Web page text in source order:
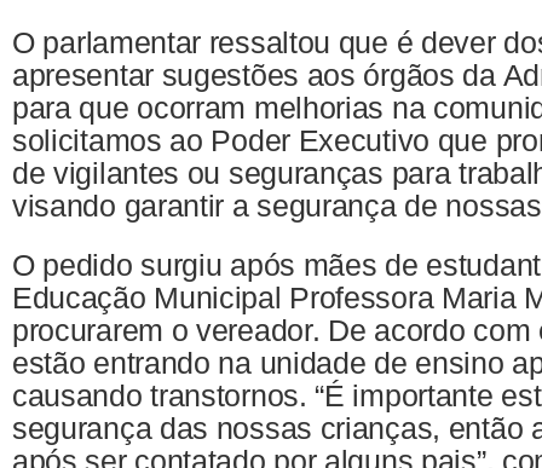
O parlamentar ressaltou que é dever
apresentar sugestões aos órgãos da
para que ocorram melhorias na
solicitamos ao Poder Executivo que
de vigilantes ou seguranças para
visando garantir a segurança de
O pedido surgiu após mães de
Educação Municipal Professora Maria
procurarem o vereador. De acordo
estão entrando na unidade de ensino
causando transtornos. “É importante
segurança das nossas crianças, então
após ser contatado por alguns pais”,